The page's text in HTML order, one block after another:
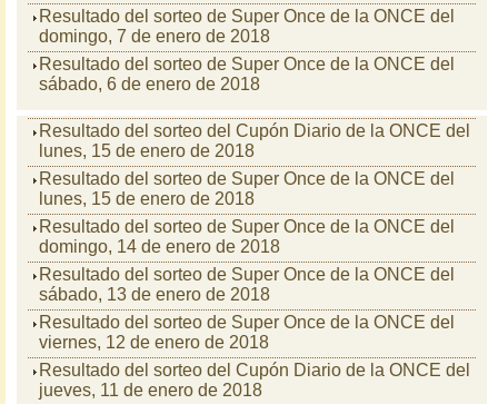
Resultado del sorteo de Super Once de la ONCE del
domingo, 7 de enero de 2018
Resultado del sorteo de Super Once de la ONCE del
sábado, 6 de enero de 2018
Resultado del sorteo del Cupón Diario de la ONCE del
lunes, 15 de enero de 2018
Resultado del sorteo de Super Once de la ONCE del
lunes, 15 de enero de 2018
Resultado del sorteo de Super Once de la ONCE del
domingo, 14 de enero de 2018
Resultado del sorteo de Super Once de la ONCE del
sábado, 13 de enero de 2018
Resultado del sorteo de Super Once de la ONCE del
viernes, 12 de enero de 2018
Resultado del sorteo del Cupón Diario de la ONCE del
jueves, 11 de enero de 2018